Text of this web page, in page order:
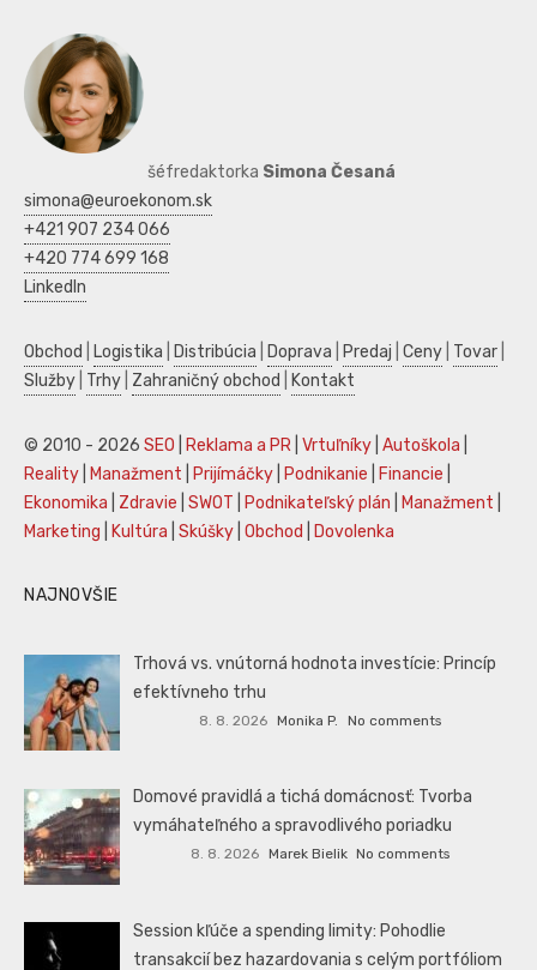
šéfredaktorka Simona Česaná
simona@euroekonom.sk
+421 907 234 066
+420 774 699 168
LinkedIn
Obchod Logistika Distribúcia Doprava Predaj Ceny Tovar
Služby Trhy Zahraničný obchod Kontakt
© 2010 - 2026 SEO Reklama a PR Vrtuľníky Autoškola
Reality
Manažment Prijímáčky Podnikanie Financie
Ekonomika
Zdravie SWOT Podnikateľský plán Manažment
Marketing
Kultúra Skúšky Obchod Dovolenka
NAJNOVŠIE
Trhová vs. vnútorná hodnota investície: Princíp
efektívneho trhu
8. 8. 2026 Monika P. No comments
Domové pravidlá a tichá domácnosť: Tvorba
vymáhateľného a spravodlivého poriadku
8. 8. 2026 Marek Bielik No comments
Session kľúče a spending limity: Pohodlie
transakcií bez hazardovania s celým portfóliom